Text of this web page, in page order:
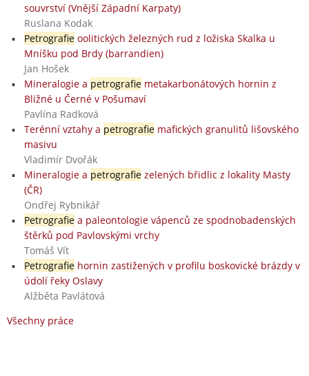
souvrství (Vnější Západní Karpaty)
Ruslana Kodak
Petrografieoolitických železných rud z ložiska Skalka u
Mníšku pod Brdy (barrandien)
Jan Hošek
Mineralogie a petrografiemetakarbonátových hornin z
Bližné u Černé v Pošumaví
Pavlína Radková
Terénní vztahy a petrografiemafických granulitů lišovského
masivu
Vladimír Dvořák
Mineralogie a petrografiezelených břidlic z lokality Masty
(ČR)
Ondřej Rybnikář
Petrografiea paleontologie vápenců ze spodnobadenských
štěrků pod Pavlovskými vrchy
Tomáš Vít
Petrografiehornin zastižených v profilu boskovické brázdy v
údolí řeky Oslavy
Alžběta Pavlátová
Všechny práce